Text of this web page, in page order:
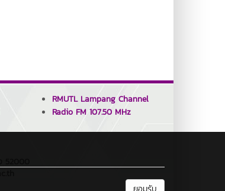
RMUTL Lampang Channel
Radio FM 107.50 MHz